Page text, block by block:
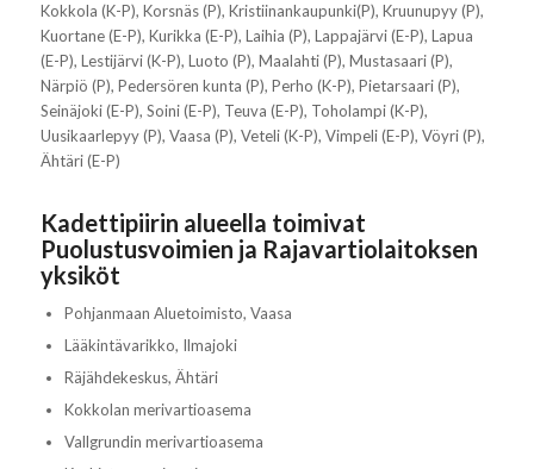
Kokkola (K-P), Korsnäs (P), Kristiinankaupunki(P), Kruunupyy (P),
Kuortane (E-P), Kurikka (E-P), Laihia (P), Lappajärvi (E-P), Lapua
(E-P), Lestijärvi (K-P), Luoto (P), Maalahti (P), Mustasaari (P),
Närpiö (P), Pedersören kunta (P), Perho (K-P), Pietarsaari (P),
Seinäjoki (E-P), Soini (E-P), Teuva (E-P), Toholampi (K-P),
Uusikaarlepyy (P), Vaasa (P), Veteli (K-P), Vimpeli (E-P), Vöyri (P),
Ähtäri (E-P)
Kadettipiirin alueella toimivat
Puolustusvoimien ja Rajavartiolaitoksen
yksiköt
Pohjanmaan Aluetoimisto, Vaasa
Lääkintävarikko, Ilmajoki
Räjähdekeskus, Ähtäri
Kokkolan merivartioasema
Vallgrundin merivartioasema